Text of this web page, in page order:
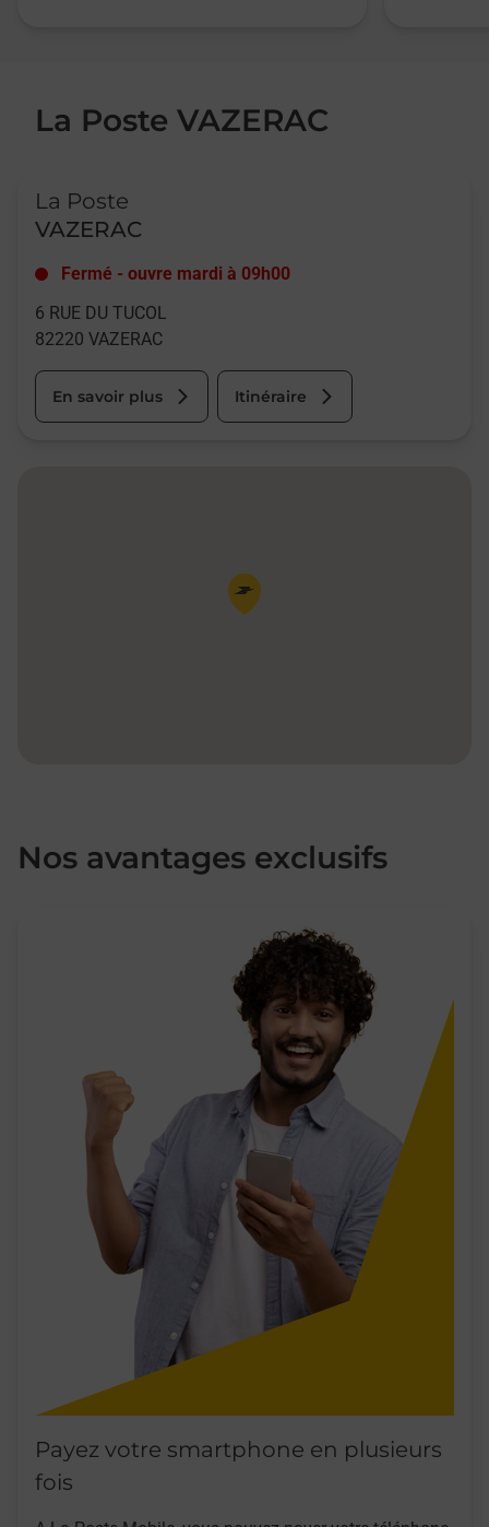
La Poste VAZERAC
La Poste
VAZERAC
Fermé - ouvre mardi à 09h00
6 RUE DU TUCOL
82220 VAZERAC
En savoir plus Itinéraire
Pin de la carte
Nos avantages exclusifs
Payez votre smartphone en plusieurs
fois